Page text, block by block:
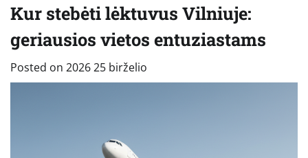
Kur stebėti lėktuvus Vilniuje:
geriausios vietos entuziastams
Posted on 2026 25 birželio